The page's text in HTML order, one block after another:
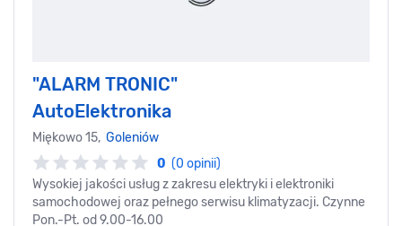
"ALARM TRONIC"
AutoElektronika
Miękowo 15, Goleniów
0 (0 opinii)
Wysokiej jakości usług z zakresu elektryki i elektroniki
samochodowej oraz pełnego serwisu klimatyzacji. Czynne
Pon.-Pt. od 9.00-16.00